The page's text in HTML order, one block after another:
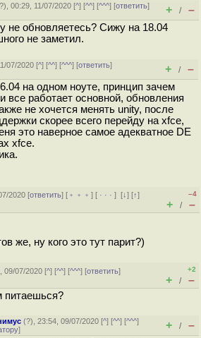
?), 00:29, 11/07/2020 [^] [^^] [^^^] [ответить]
+ / –
не обновляетесь? Сижу на 18.04
не заметил.
07/2020 [^] [^^] [^^^] [ответить]
+ / –
на одном ноуте, принцип зачем
все работает основной, обновления
не хочется менять unity, после
скорее всего перейду на xfce,
это наверное самое адекватное DE
xfce.
2020 [ответить] [ ﹢﹢﹢] [ · · ·][↓] [↑]
–4
+ / –
же, ну кого это тут парит?)
09/07/2020 [^] [^^] [^^^] [ответить]
+2
+ / –
питаешься?
(?), 23:54, 09/07/2020 [^] [^^] [^^^]
] + / –